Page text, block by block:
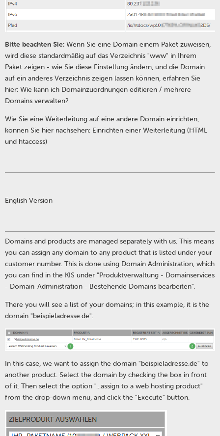
Bitte beachten Sie: Wenn Sie eine Domain einem Paket zuweisen,
wird diese standardmäßig auf das Verzeichnis "www" in Ihrem
Paket zeigen - wie Sie diese Einstellung ändern, und die Domain
auf ein anderes Verzeichnis zeigen lassen können, erfahren Sie
hier: Wie kann ich Domainzuordnungen editieren / mehrere
Domains verwalten?
Wie Sie eine Weiterleitung auf eine andere Domain einrichten,
können Sie hier nachsehen: Einrichten einer Weiterleitung (HTML
und htaccess)
English Version
Domains and products are managed separately with us. This means
you can assign any domain to any product that is listed under your
customer number. This is done using Domain Administration, which
you can find in the KIS under "Produktverwaltung - Domainservices
- Domain-Administration - Bestehende Domains bearbeiten".
There you will see a list of your domains; in this example, it is the
domain "beispieladresse.de":
In this case, we want to assign the domain "beispieladresse.de" to
another product. Select the domain by checking the box in front
of it. Then select the option "...assign to a web hosting product"
from the drop-down menu, and click the "Execute" button.